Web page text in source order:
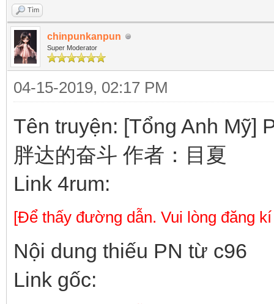
Tìm
chinpunkanpun
Super Moderator
04-15-2019, 02:17 PM
Tên truyện: [Tổng Anh Mỹ]
胖达的奋斗 作者：目夏
Link 4rum:
[Để thấy đường dẫn. Vui lòng đăng
Nội dung thiếu PN từ c96
Link gốc: